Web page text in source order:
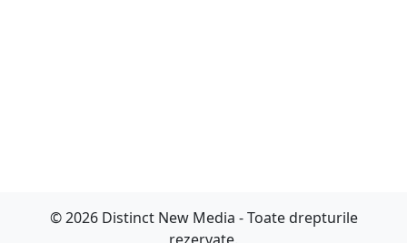
© 2026 Distinct New Media - Toate drepturile